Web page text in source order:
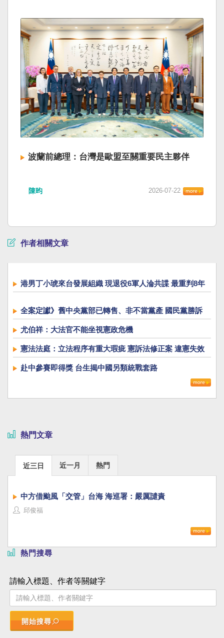
波蘭前總理：台灣是歐盟至關重要民主夥伴
陳昀 2026-07-22
作者相關文章
港男丁小琥來台發展組織 現退役6軍人淪共諜 最重判8年
半
全案定讞》舊中央黨部已轉售、非不當黨產 國民黨勝訴
免繳11.3億
尤伯祥：大法官不能坐視憲政危機
憲法法庭：立法程序有重大瑕疵 憲訴法修正案 違憲失效
赴中參賽即得獎 台生揭中國另類統戰套路
熱門文章
近三日 近一月 熱門
中方借颱風「交管」台海 海巡署：嚴厲譴責
邱俊福
熱門搜尋
請輸入標題、作者等關鍵字
開始搜尋